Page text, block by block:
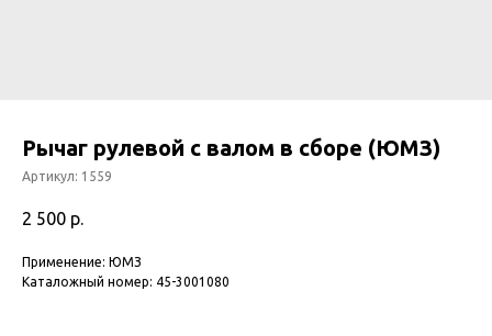
Рычаг рулевой с валом в сборе (ЮМЗ)
Артикул: 1559
2 500 р.
Применение: ЮМЗ
Каталожный номер: 45-3001080